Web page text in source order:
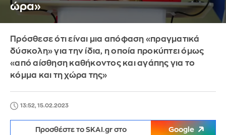
ώρα»
Πρόσθεσε ότι είναι μια απόφαση «πραγματικά
δύσκολη» για την ίδια, η οποία προκύπτει όμως
«από αίσθηση καθήκοντος και αγάπης για το
κόμμα και τη χώρα της»
13:52, 15.02.2023
Προσθέστε το SKAI.gr στο Google